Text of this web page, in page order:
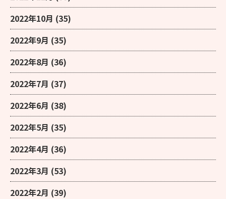
2022年10月 (35)
2022年9月 (35)
2022年8月 (36)
2022年7月 (37)
2022年6月 (38)
2022年5月 (35)
2022年4月 (36)
2022年3月 (53)
2022年2月 (39)